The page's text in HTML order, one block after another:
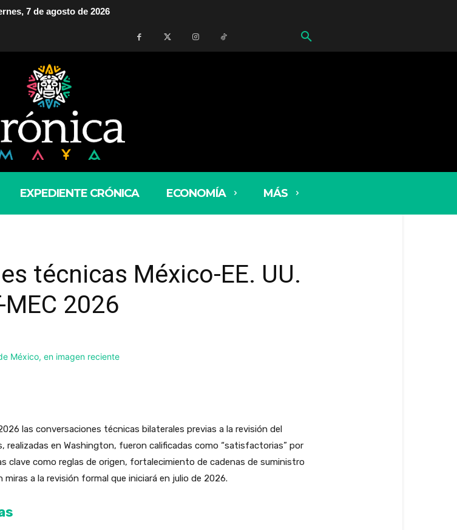
7 de agosto de 2026
EXPEDIENTE CRÓNICA ECONOMÍA MÁS
técnicas México-EE. UU.
2026
las conversaciones técnicas bilaterales previas a la revisión del
en Washington, fueron calificadas como “satisfactorias” por
clave como reglas de origen, fortalecimiento de cadenas de suministro
a la revisión formal que iniciará en julio de 2026.